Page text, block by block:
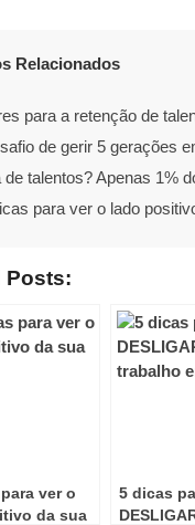
Relacionados
para a retenção de
de gerir 5 gerações
de talentos? Apenas 1%
para ver o lado
Posts:
ver o
da sua
5 dicas